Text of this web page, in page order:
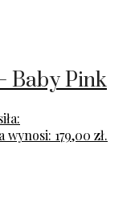
Baby Pink
179,00 zł.